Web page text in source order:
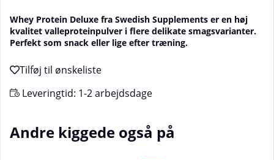
Whey Protein Deluxe fra Swedish Supplements er en høj
kvalitet valleproteinpulver i flere delikate smagsvarianter.
Perfekt som snack eller lige efter træning.
Leveringtid: 1-2 arbejdsdage
Andre kiggede også på